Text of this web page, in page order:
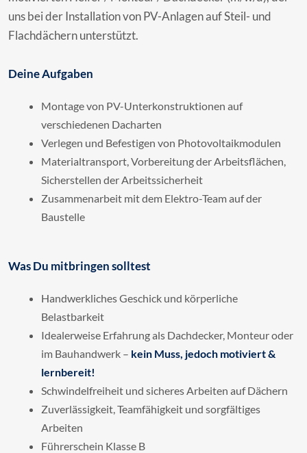
uns bei der Installation von PV-Anlagen auf Steil- und
Flachdächern unterstützt.
Deine Aufgaben
Montage von PV-Unterkonstruktionen auf
verschiedenen Dacharten
Verlegen und Befestigen von Photovoltaikmodulen
Materialtransport, Vorbereitung der Arbeitsflächen,
Sicherstellen der Arbeitssicherheit
Zusammenarbeit mit dem Elektro-Team auf der
Baustelle
Was Du mitbringen solltest
Handwerkliches Geschick und körperliche
Belastbarkeit
Idealerweise Erfahrung als Dachdecker, Monteur oder
im Bauhandwerk – kein Muss, jedoch motiviert &
lernbereit!
Schwindelfreiheit und sicheres Arbeiten auf Dächern
Zuverlässigkeit, Teamfähigkeit und sorgfältiges
Arbeiten
Führerschein Klasse B